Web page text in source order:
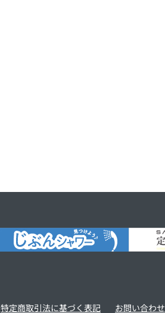
特定商取引法に基づく表記 お問い合わせ